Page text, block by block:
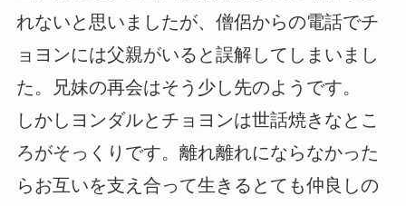
れないと思いましたが、僧侶からの電話でチ
ョヨンには父親がいると誤解してしまいまし
た。兄妹の再会はそう少し先のようです。
しかしヨンダルとチョヨンは世話焼きなとこ
ろがそっくりです。離れ離れにならなかった
らお互いを支え合って生きるとても仲良しの